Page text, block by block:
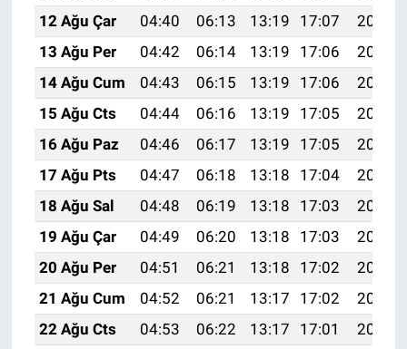
12 Ağu Çar
04:40 06:13 13:19 17:07
20:15
13 Ağu Per
04:42 06:14 13:19 17:06
20:14
14 Ağu Cum
04:43 06:15 13:19 17:06
20:13
15 Ağu Cts
04:44 06:16 13:19 17:05
20:11
16 Ağu Paz
04:46 06:17 13:19 17:05
20:10
17 Ağu Pts
04:47 06:18 13:18 17:04
20:09
18 Ağu Sal
04:48 06:19 13:18 17:03
20:07
19 Ağu Çar
04:49 06:20 13:18 17:03
20:06
20 Ağu Per
04:51 06:21 13:18 17:02
20:05
21 Ağu Cum
04:52 06:21 13:17 17:02
20:03
22 Ağu Cts
04:53 06:22 13:17 17:01
20:02